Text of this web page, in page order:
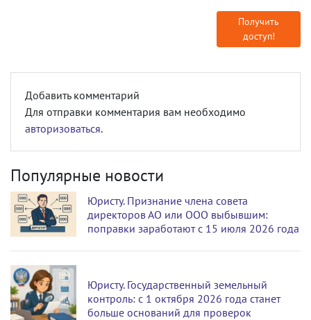
Получить
доступ!
Добавить комментарий
Для отправки комментария вам необходимо
авторизоваться.
Популярные новости
Юристу. Признание члена совета
директоров АО или ООО выбывшим:
поправки заработают с 15 июля 2026 года
Юристу. Государственный земельный
контроль: с 1 октября 2026 года станет
больше оснований для проверок